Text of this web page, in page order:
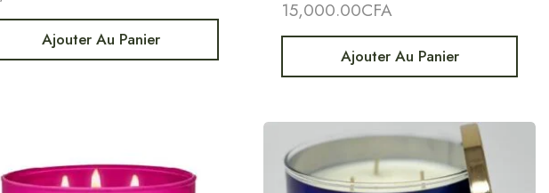
Ajouter Au Panier
15,000.00CFA
Ajouter Au Panier